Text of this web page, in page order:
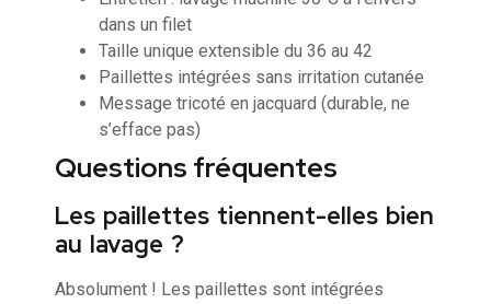
dans un filet
Taille unique extensible du 36 au 42
Paillettes intégrées sans irritation cutanée
Message tricoté en jacquard (durable, ne
s’efface pas)
Questions fréquentes
Les paillettes tiennent-elles bien
au lavage ?
Absolument ! Les paillettes sont intégrées